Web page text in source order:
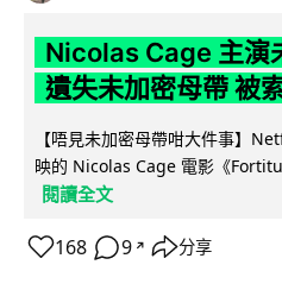
Nicolas Cage 主演
遺失未加密母帶 被
【唔見未加密母帶咁大件事】
映的 Nicolas Cage 電影《
閱讀全文
168 9 ↗ 分享